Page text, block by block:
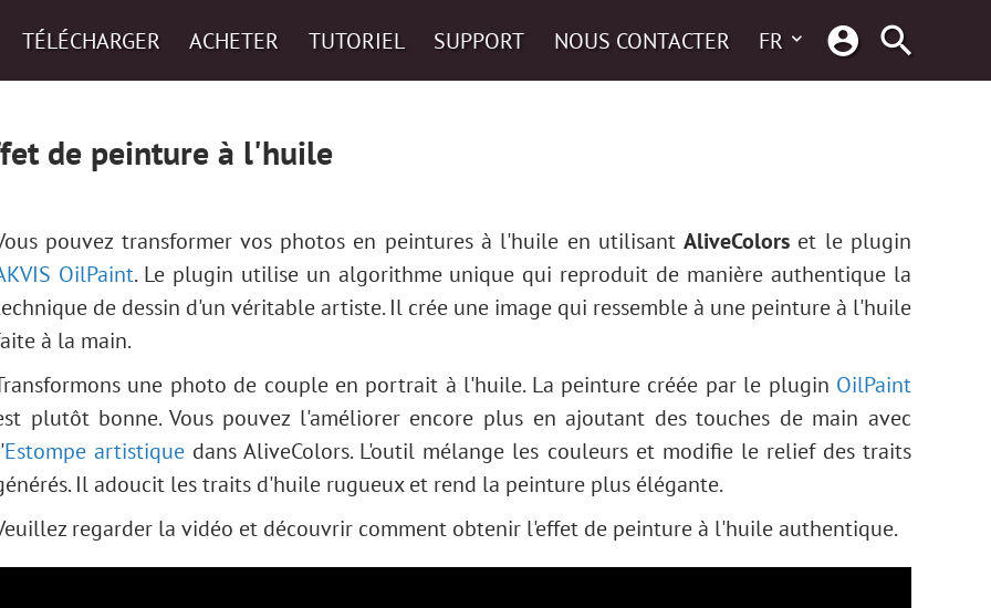
TÉLÉCHARGER ACHETER TUTORIEL SUPPORT NOUS CONTACTER FR
de peinture à l'huile
pouvez transformer vos photos en peintures à l'huile en utilisantAliveColors et le plugin
OilPaint. Le plugin utilise un algorithme unique qui reproduit de manière authentique la
de dessin d'un véritable artiste. Il crée une image qui ressemble à une peinture à l'huile
à la main.
une photo de couple en portrait à l'huile. La peinture créée par le plugin OilPaint
plutôt bonne. Vous pouvez l'améliorer encore plus en ajoutant des touches de main avec
Estompe artistique dans AliveColors. L'outil mélange les couleurs et modifie le relief des traits
Il adoucit les traits d'huile rugueux et rend la peinture plus élégante.
regarder la vidéo et découvrir comment obtenir l'effet de peinture à l'huile authentique.